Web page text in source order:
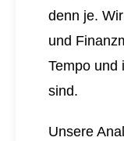
denn je.
und
Tempo und
sind.
Unsere